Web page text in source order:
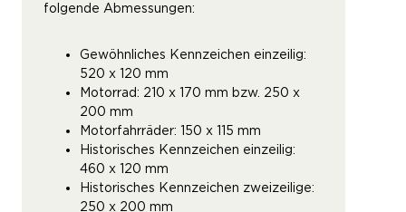
folgende Abmessungen:
Gewöhnliches Kennzeichen einzeilig:
520 x 120 mm
Motorrad: 210 x 170 mm bzw. 250 x
200 mm
Motorfahrräder: 150 x 115 mm
Historisches Kennzeichen einzeilig:
460 x 120 mm
Historisches Kennzeichen zweizeilige:
250 x 200 mm